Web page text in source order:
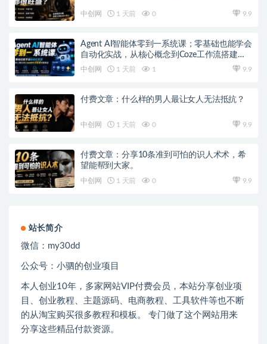
中创网 1 天前 0 9.9
Agent AI智能体零到一系统课；零基础也能学会
自动化实战，从核心概念到Coze工作流搭建完
整覆盖
中创网 1 天前 1 9.9
付费文章：什么样的男人最让女人无法抵抗？
中创网 1 天前 0 9.9
付费文章：分享10条准到可怕的识人术术，希
望能帮到大家。
中创网 1 天前 0 9.9
站长简介
微信： my30dd
公众号：小驷的创业项目
本人创业10年，多家网站VIP付费会员，本站分享创业项
目、创业教程、主题源码、电商教程、工具软件等也不断
的从淘宝购买很多教程和模板。 专门做了这个网站用来
分享这些精品付款资源。